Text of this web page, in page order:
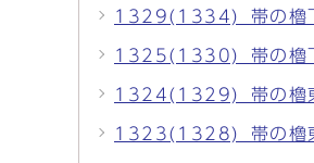
1329(1334)_帯の櫓
1325(1330)_帯の櫓
1324(1329)_帯の櫓
1323(1328)_帯の櫓東